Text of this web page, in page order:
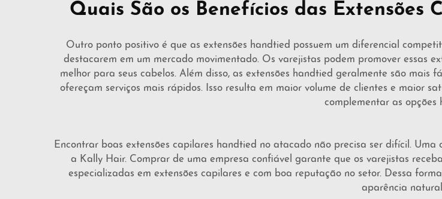
Quais São os Benefícios das Extensões
Outro ponto positivo é que as extensões handtied possuem um diferencial
destacarem em um mercado movimentado. Os varejistas podem promover essas
melhor para seus cabelos. Além disso, as extensões handtied geralmente são
ofereçam serviços mais rápidos. Isso resulta em maior volume de clientes e maior
complementar as opções
Encontrar boas extensões capilares handtied no atacado não precisa ser difícil.
a Kally Hair. Comprar de uma empresa confiável garante que os varejistas
especializadas em extensões capilares e com boa reputação no setor. Dessa
aparência